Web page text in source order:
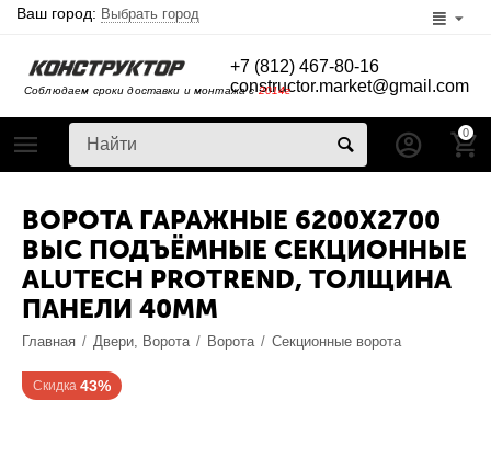
Ваш город: Выбрать город
Соблюдаем сроки доставки и монтажа с2014г
+7 (812) 467-80-16
constructor.market@gmail.com
0
ВОРОТА ГАРАЖНЫЕ 6200Х2700
ВЫС ПОДЪЁМНЫЕ СЕКЦИОННЫЕ
ALUTECH PROTREND, ТОЛЩИНА
ПАНЕЛИ 40ММ
Главная / Двери, Ворота / Ворота / Секционные ворота
Скидка 43%